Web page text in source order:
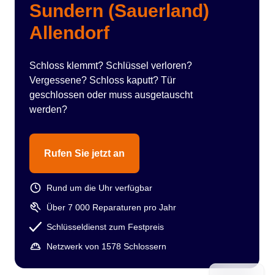
Sundern (Sauerland)
Allendorf
Schloss klemmt? Schlüssel verloren?
Vergessene? Schloss kaputt? Tür
geschlossen oder muss ausgetauscht
werden?
Rufen Sie jetzt an
Rund um die Uhr verfügbar
Über 7 000 Reparaturen pro Jahr
Schlüsseldienst zum Festpreis
Netzwerk von 1578 Schlossern